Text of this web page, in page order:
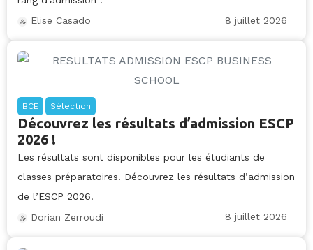
Elise Casado
8 juillet 2026
BCE Sélection
Découvrez les résultats d’admission ESCP
2026 !
Les résultats sont disponibles pour les étudiants de
classes préparatoires. Découvrez les résultats d’admission
de l’ESCP 2026.
Dorian Zerroudi
8 juillet 2026